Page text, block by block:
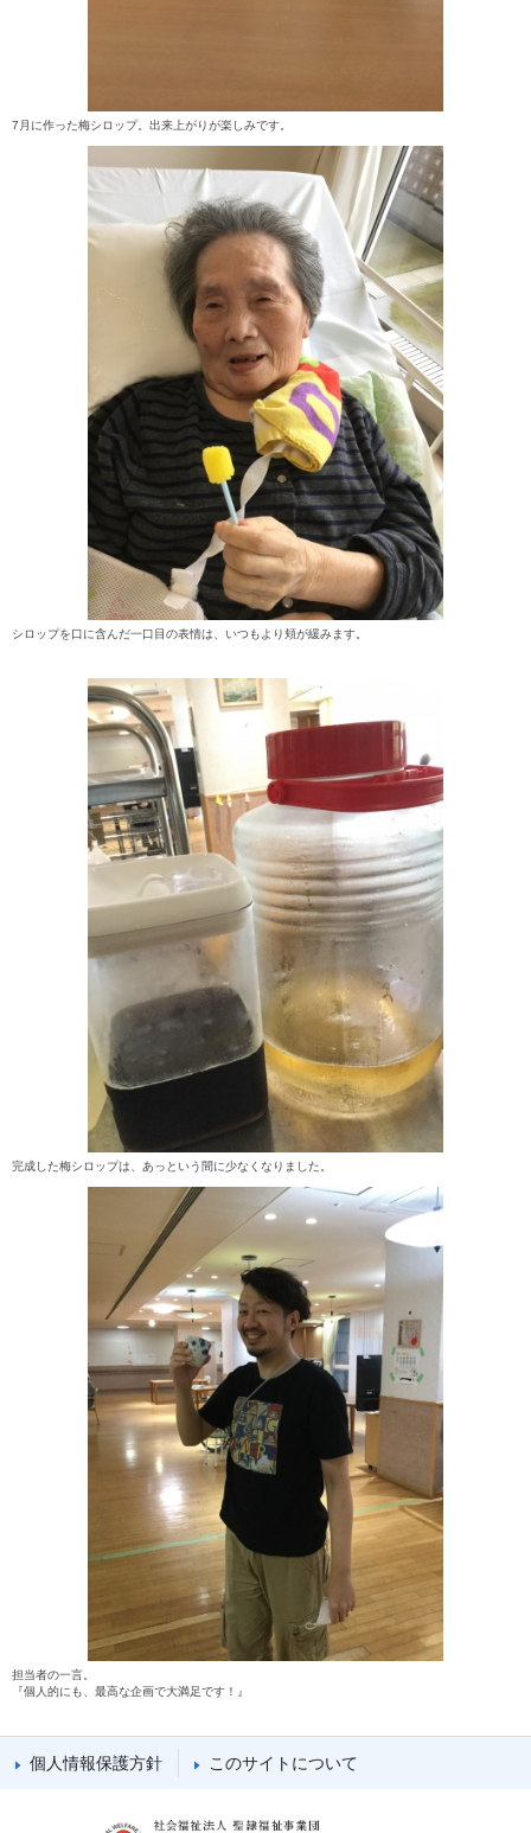
7月に作った梅シロップ。出来上がりが楽しみです。
シロップを口に含んだ一口目の表情は、いつもより頬が緩みます。
完成した梅シロップは、あっという間に少なくなりました。
担当者の一言。
『個人的にも、最高な企画で大満足です！』
個人情報保護方針 このサイトについて